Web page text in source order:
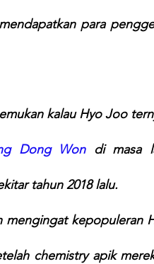
para
kalau Hyo Joo
Dong Won di masa
tahun 2018 lalu.
mengingat kepopuleran
chemistry apik